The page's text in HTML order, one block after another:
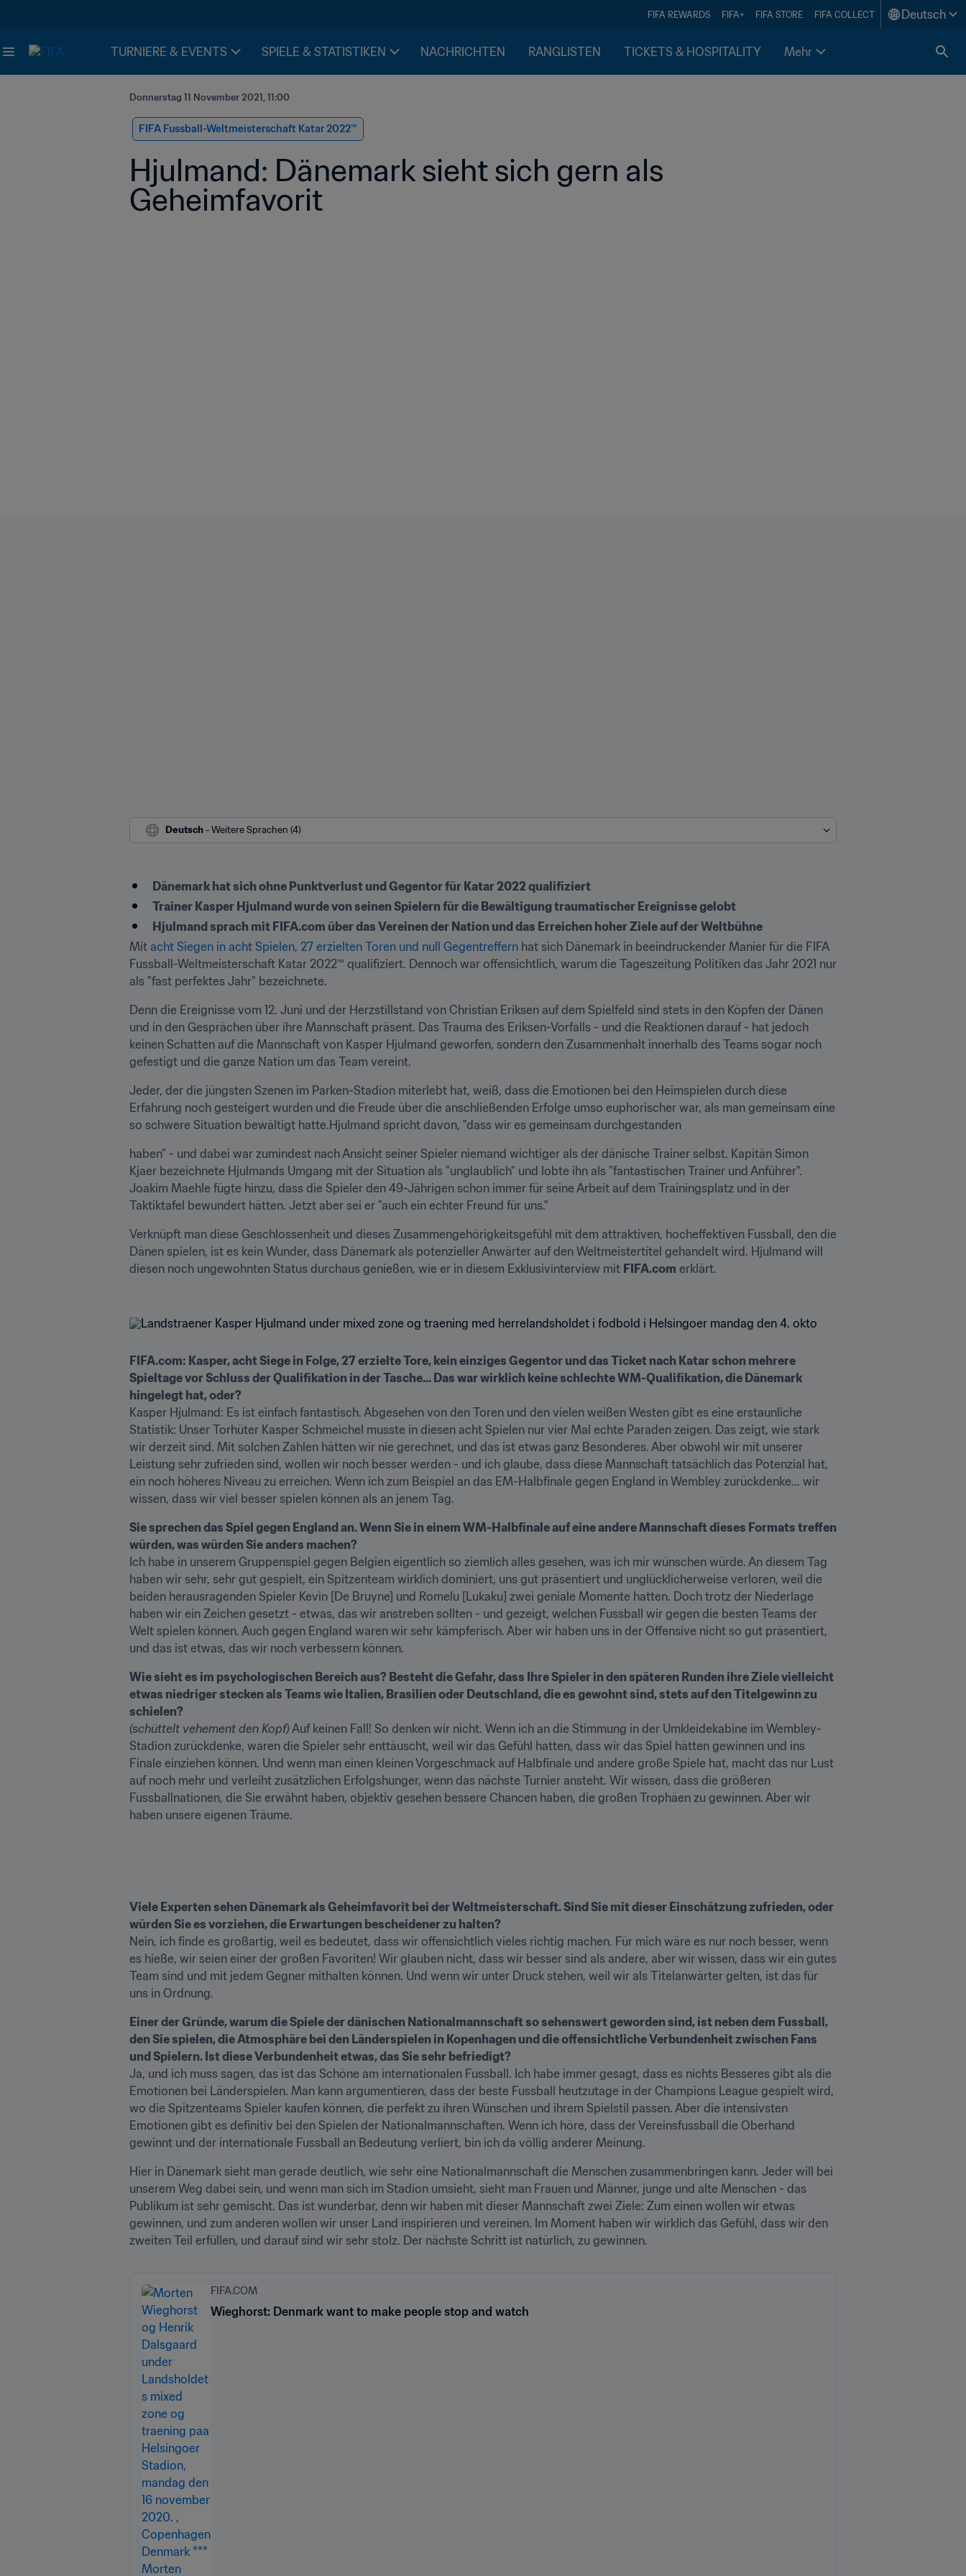
FIFA REWARDS FIFA+ FIFA STORE FIFA COLLECT Deutsch
TURNIERE & EVENTS SPIELE & STATISTIKEN NACHRICHTEN RANGLISTEN TICKETS & HOSPITALITY Mehr
Donnerstag 11 November 2021, 11:00
FIFA Fussball-Weltmeisterschaft Katar 2022™
Hjulmand: Dänemark sieht sich gern als
Geheimfavorit
Deutsch - Weitere Sprachen (4)
Dänemark hat sich ohne Punktverlust und Gegentor für Katar 2022 qualifiziert
Trainer Kasper Hjulmand wurde von seinen Spielern für die Bewältigung traumatischer Ereignisse gelobt
Hjulmand sprach mit FIFA.com über das Vereinen der Nation und das Erreichen hoher Ziele auf der Weltbühne
Mit acht Siegen in acht Spielen, 27 erzielten Toren und null Gegentreffern hat sich Dänemark in beeindruckender Manier für die FIFA
Fussball-Weltmeisterschaft Katar 2022™ qualifiziert. Dennoch war offensichtlich, warum die Tageszeitung Politiken das Jahr 2021 nur
als "fast perfektes Jahr" bezeichnete.
Denn die Ereignisse vom 12. Juni und der Herzstillstand von Christian Eriksen auf dem Spielfeld sind stets in den Köpfen der Dänen
und in den Gesprächen über ihre Mannschaft präsent. Das Trauma des Eriksen-Vorfalls - und die Reaktionen darauf - hat jedoch
keinen Schatten auf die Mannschaft von Kasper Hjulmand geworfen, sondern den Zusammenhalt innerhalb des Teams sogar noch
gefestigt und die ganze Nation um das Team vereint.
Jeder, der die jüngsten Szenen im Parken-Stadion miterlebt hat, weiß, dass die Emotionen bei den Heimspielen durch diese
Erfahrung noch gesteigert wurden und die Freude über die anschließenden Erfolge umso euphorischer war, als man gemeinsam eine
so schwere Situation bewältigt hatte.Hjulmand spricht davon, "dass wir es gemeinsam durchgestanden
haben" - und dabei war zumindest nach Ansicht seiner Spieler niemand wichtiger als der dänische Trainer selbst. Kapitän Simon
Kjaer bezeichnete Hjulmands Umgang mit der Situation als "unglaublich" und lobte ihn als "fantastischen Trainer und Anführer".
Joakim Maehle fügte hinzu, dass die Spieler den 49-Jährigen schon immer für seine Arbeit auf dem Trainingsplatz und in der
Taktiktafel bewundert hätten. Jetzt aber sei er "auch ein echter Freund für uns."
Verknüpft man diese Geschlossenheit und dieses Zusammengehörigkeitsgefühl mit dem attraktiven, hocheffektiven Fussball, den die
Dänen spielen, ist es kein Wunder, dass Dänemark als potenzieller Anwärter auf den Weltmeistertitel gehandelt wird. Hjulmand will
diesen noch ungewohnten Status durchaus genießen, wie er in diesem Exklusivinterview mit FIFA.com erklärt.
FIFA.com: Kasper, acht Siege in Folge, 27 erzielte Tore, kein einziges Gegentor und das Ticket nach Katar schon mehrere
Spieltage vor Schluss der Qualifikation in der Tasche... Das war wirklich keine schlechte WM-Qualifikation, die Dänemark
hingelegt hat, oder?
Kasper Hjulmand: Es ist einfach fantastisch. Abgesehen von den Toren und den vielen weißen Westen gibt es eine erstaunliche
Statistik: Unser Torhüter Kasper Schmeichel musste in diesen acht Spielen nur vier Mal echte Paraden zeigen. Das zeigt, wie stark
wir derzeit sind. Mit solchen Zahlen hätten wir nie gerechnet, und das ist etwas ganz Besonderes. Aber obwohl wir mit unserer
Leistung sehr zufrieden sind, wollen wir noch besser werden - und ich glaube, dass diese Mannschaft tatsächlich das Potenzial hat,
ein noch höheres Niveau zu erreichen. Wenn ich zum Beispiel an das EM-Halbfinale gegen England in Wembley zurückdenke... wir
wissen, dass wir viel besser spielen können als an jenem Tag.
Sie sprechen das Spiel gegen England an. Wenn Sie in einem WM-Halbfinale auf eine andere Mannschaft dieses Formats treffen
würden, was würden Sie anders machen?
Ich habe in unserem Gruppenspiel gegen Belgien eigentlich so ziemlich alles gesehen, was ich mir wünschen würde. An diesem Tag
haben wir sehr, sehr gut gespielt, ein Spitzenteam wirklich dominiert, uns gut präsentiert und unglücklicherweise verloren, weil die
beiden herausragenden Spieler Kevin [De Bruyne] und Romelu [Lukaku] zwei geniale Momente hatten. Doch trotz der Niederlage
haben wir ein Zeichen gesetzt - etwas, das wir anstreben sollten - und gezeigt, welchen Fussball wir gegen die besten Teams der
Welt spielen können. Auch gegen England waren wir sehr kämpferisch. Aber wir haben uns in der Offensive nicht so gut präsentiert,
und das ist etwas, das wir noch verbessern können.
Wie sieht es im psychologischen Bereich aus? Besteht die Gefahr, dass Ihre Spieler in den späteren Runden ihre Ziele vielleicht
etwas niedriger stecken als Teams wie Italien, Brasilien oder Deutschland, die es gewohnt sind, stets auf den Titelgewinn zu
schielen?
(schüttelt vehement den Kopf) Auf keinen Fall! So denken wir nicht. Wenn ich an die Stimmung in der Umkleidekabine im Wembley-
Stadion zurückdenke, waren die Spieler sehr enttäuscht, weil wir das Gefühl hatten, dass wir das Spiel hätten gewinnen und ins
Finale einziehen können. Und wenn man einen kleinen Vorgeschmack auf Halbfinale und andere große Spiele hat, macht das nur Lust
auf noch mehr und verleiht zusätzlichen Erfolgshunger, wenn das nächste Turnier ansteht. Wir wissen, dass die größeren
Fussballnationen, die Sie erwähnt haben, objektiv gesehen bessere Chancen haben, die großen Trophäen zu gewinnen. Aber wir
haben unsere eigenen Träume.
Viele Experten sehen Dänemark als Geheimfavorit bei der Weltmeisterschaft. Sind Sie mit dieser Einschätzung zufrieden, oder
würden Sie es vorziehen, die Erwartungen bescheidener zu halten?
Nein, ich finde es großartig, weil es bedeutet, dass wir offensichtlich vieles richtig machen. Für mich wäre es nur noch besser, wenn
es hieße, wir seien einer der großen Favoriten! Wir glauben nicht, dass wir besser sind als andere, aber wir wissen, dass wir ein gutes
Team sind und mit jedem Gegner mithalten können. Und wenn wir unter Druck stehen, weil wir als Titelanwärter gelten, ist das für
uns in Ordnung.
Einer der Gründe, warum die Spiele der dänischen Nationalmannschaft so sehenswert geworden sind, ist neben dem Fussball,
den Sie spielen, die Atmosphäre bei den Länderspielen in Kopenhagen und die offensichtliche Verbundenheit zwischen Fans
und Spielern. Ist diese Verbundenheit etwas, das Sie sehr befriedigt?
Ja, und ich muss sagen, das ist das Schöne am internationalen Fussball. Ich habe immer gesagt, dass es nichts Besseres gibt als die
Emotionen bei Länderspielen. Man kann argumentieren, dass der beste Fussball heutzutage in der Champions League gespielt wird,
wo die Spitzenteams Spieler kaufen können, die perfekt zu ihren Wünschen und ihrem Spielstil passen. Aber die intensivsten
Emotionen gibt es definitiv bei den Spielen der Nationalmannschaften. Wenn ich höre, dass der Vereinsfussball die Oberhand
gewinnt und der internationale Fussball an Bedeutung verliert, bin ich da völlig anderer Meinung.
Hier in Dänemark sieht man gerade deutlich, wie sehr eine Nationalmannschaft die Menschen zusammenbringen kann. Jeder will bei
unserem Weg dabei sein, und wenn man sich im Stadion umsieht, sieht man Frauen und Männer, junge und alte Menschen - das
Publikum ist sehr gemischt. Das ist wunderbar, denn wir haben mit dieser Mannschaft zwei Ziele: Zum einen wollen wir etwas
gewinnen, und zum anderen wollen wir unser Land inspirieren und vereinen. Im Moment haben wir wirklich das Gefühl, dass wir den
FIFA.COM
Wieghorst: Denmark want to make people stop and watch